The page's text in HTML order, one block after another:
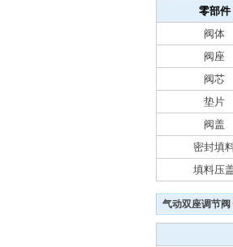
零部件
阀体
阀座
阀芯
垫片
阀盖
密封填
填料压
气动双座调节阀